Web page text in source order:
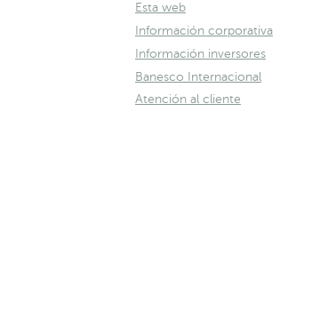
Esta web
Información corporativa
Información inversores
Banesco Internacional
Atención al cliente